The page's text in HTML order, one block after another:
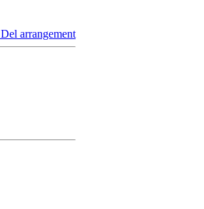
Del arrangement